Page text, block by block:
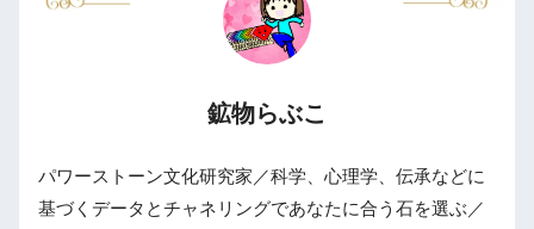
鉱物らぶこ
パワーストーン文化研究家／科学、心理学、伝承などに
基づくデータとチャネリングであなたに合う石を選ぶ／